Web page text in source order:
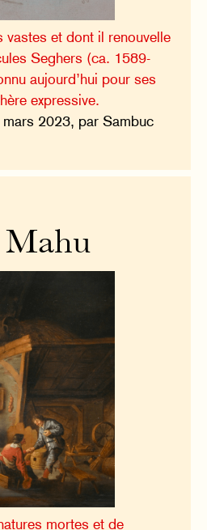
vastes et dont il renouvelle
Seghers (ca. 1589-
aujourd’hui pour ses
expressive.
mars 2023, par Sambuc
Mahu
mortes et de